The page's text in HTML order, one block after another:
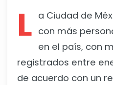
L a Ciudad de
con más
en el país, con
registrados entre
de acuerdo con un